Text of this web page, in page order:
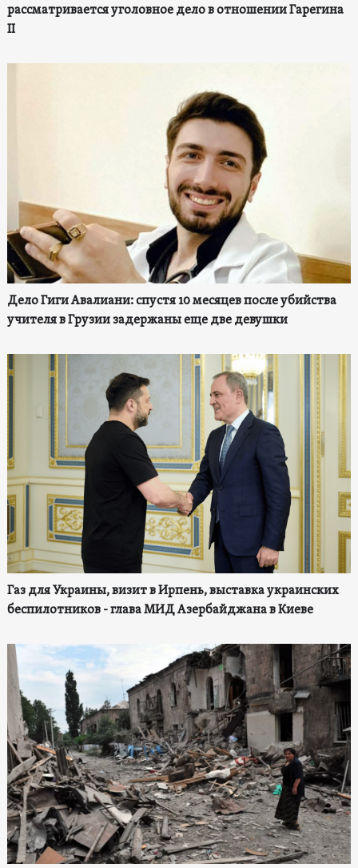
рассматривается уголовное дело в отношении Гарегина
II
Дело Гиги Авалиани: спустя 10 месяцев после убийства
учителя в Грузии задержаны еще две девушки
Газ для Украины, визит в Ирпень, выставка украинских
беспилотников - глава МИД Азербайджана в Киеве